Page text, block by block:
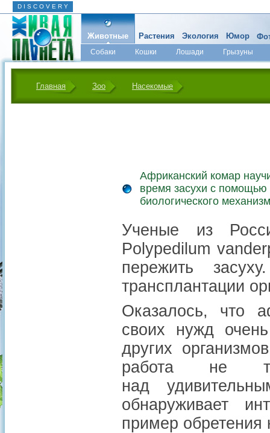
D I S C O V E R Y
Животные
Собаки Кошки Лошади
Грызуны
Микромир
Растения Экология Юмор
Главная Зоо Насекомые
Африканский комар
время засухи с помощью
биологического
Ученые из
Polypedilum
пережить
трансплантации
Оказалось, что
своих нужд
других
работа не
над
обнаруживает
пример